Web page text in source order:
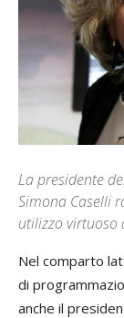
La presidente
Simona Caselli
utilizzo virtuoso
Nel comparto
di
anche il